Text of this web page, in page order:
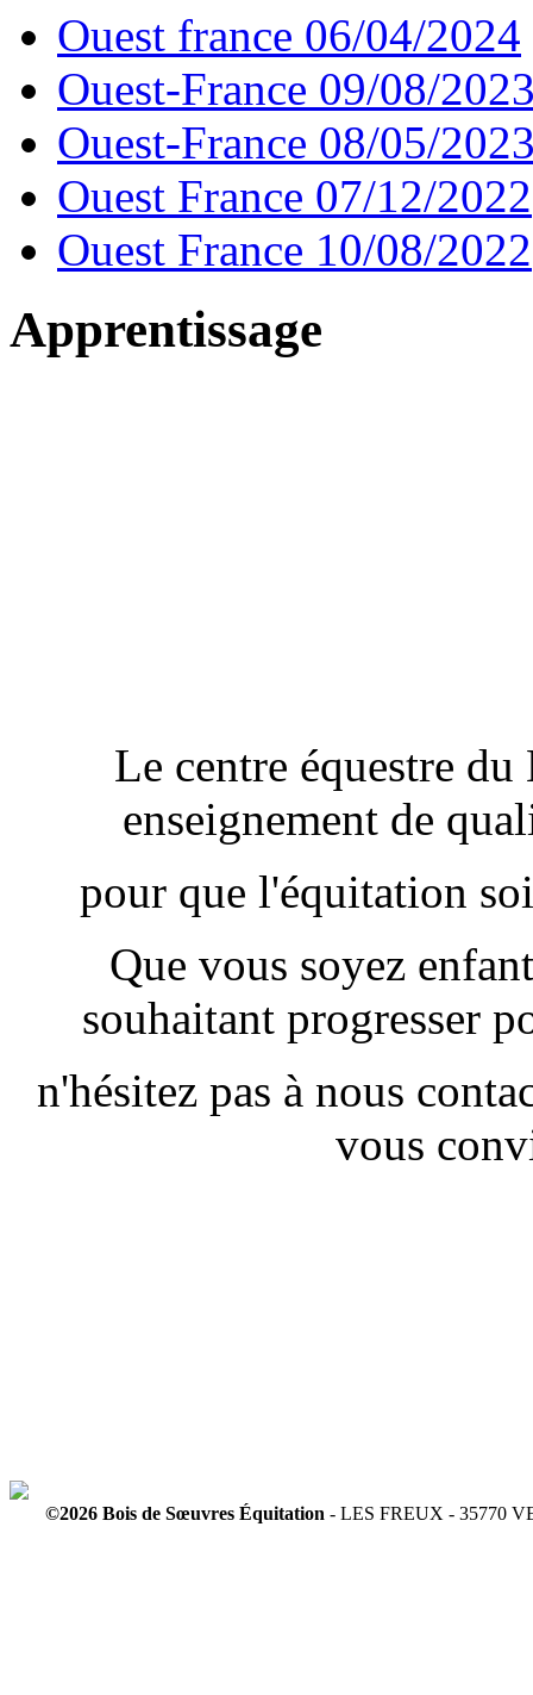
Ouest france 06/04/2024
Ouest-France 09/08/
Ouest-France 08/05/
Ouest France 07/12/2022
Ouest France 10/08/2022
Apprentissage
Le centre équestre
enseignement de
pour que l'équitation
Que vous soyez
souhaitant progresser
n'hésitez pas à nous
vous
©2026 Bois de Sœuvres Équitation - LES FREUX - 35770